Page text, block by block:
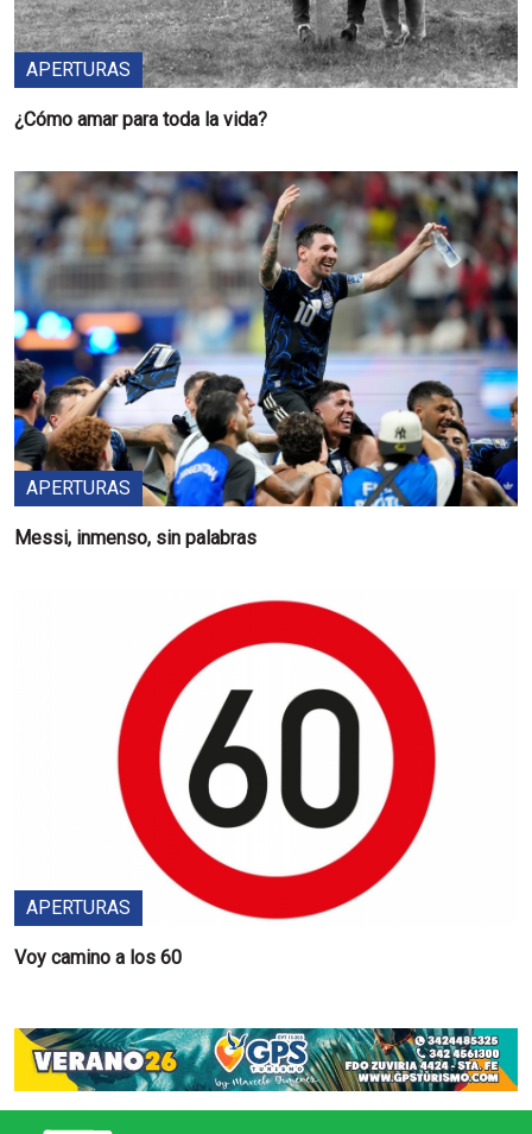
APERTURAS
¿Cómo amar para toda la vida?
APERTURAS
Messi, inmenso, sin palabras
APERTURAS
Voy camino a los 60